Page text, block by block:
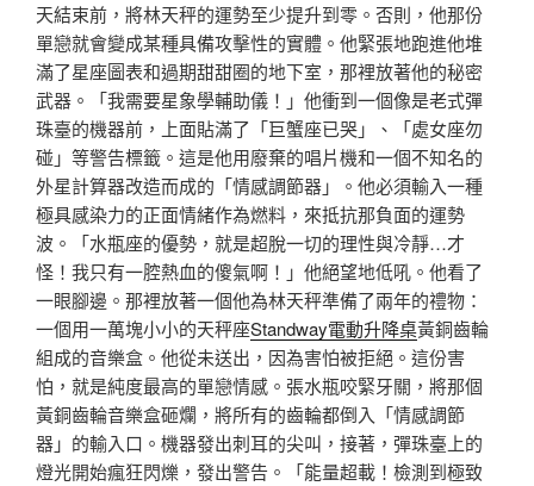
天結束前，將林天秤的運勢至少提升到零。否則，他那份
單戀就會變成某種具備攻擊性的實體。他緊張地跑進他堆
滿了星座圖表和過期甜甜圈的地下室，那裡放著他的秘密
武器。「我需要星象學輔助儀！」他衝到一個像是老式彈
珠臺的機器前，上面貼滿了「巨蟹座已哭」、「處女座勿
碰」等警告標籤。這是他用廢棄的唱片機和一個不知名的
外星計算器改造而成的「情感調節器」。他必須輸入一種
極具感染力的正面情緒作為燃料，來抵抗那負面的運勢
波。「水瓶座的優勢，就是超脫一切的理性與冷靜…才
怪！我只有一腔熱血的傻氣啊！」他絕望地低吼。他看了
一眼腳邊。那裡放著一個他為林天秤準備了兩年的禮物：
一個用一萬塊小小的天秤座Standway電動升降桌黃銅齒輪
組成的音樂盒。他從未送出，因為害怕被拒絕。這份害
怕，就是純度最高的單戀情感。張水瓶咬緊牙關，將那個
黃銅齒輪音樂盒砸爛，將所有的齒輪都倒入「情感調節
器」的輸入口。機器發出刺耳的尖叫，接著，彈珠臺上的
燈光開始瘋狂閃爍，發出警告。「能量超載！檢測到極致